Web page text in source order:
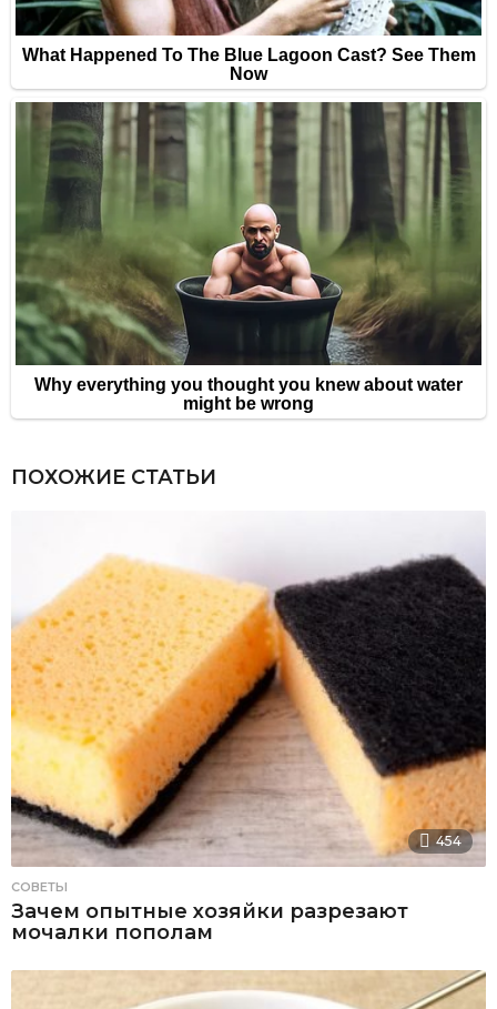
ПОХОЖИЕ СТАТЬИ
454
СОВЕТЫ
Зачем опытные хозяйки разрезают
мочалки пополам